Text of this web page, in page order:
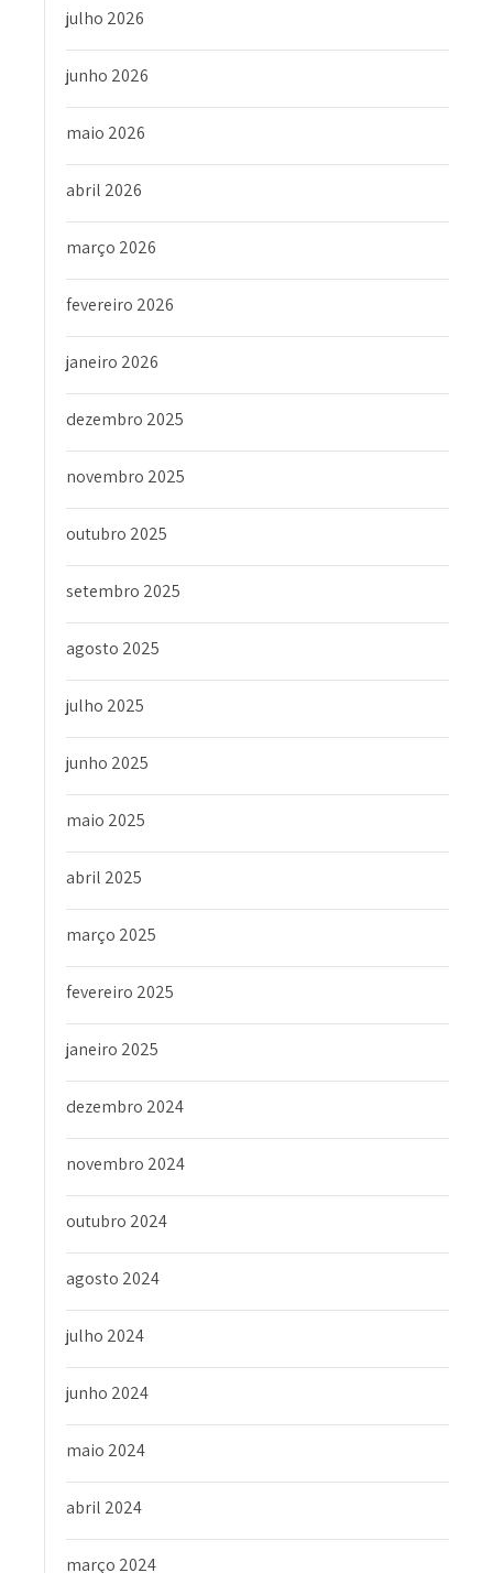
julho 2026
junho 2026
maio 2026
abril 2026
março 2026
fevereiro 2026
janeiro 2026
dezembro 2025
novembro 2025
outubro 2025
setembro 2025
agosto 2025
julho 2025
junho 2025
maio 2025
abril 2025
março 2025
fevereiro 2025
janeiro 2025
dezembro 2024
novembro 2024
outubro 2024
agosto 2024
julho 2024
junho 2024
maio 2024
abril 2024
março 2024